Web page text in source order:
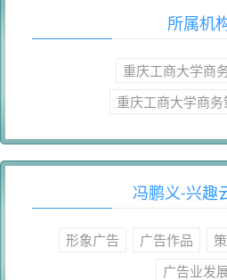
所属机
重庆工商大学商
重庆工商大学商
冯鹏义-兴趣
形象广告 广告作品
广告业发